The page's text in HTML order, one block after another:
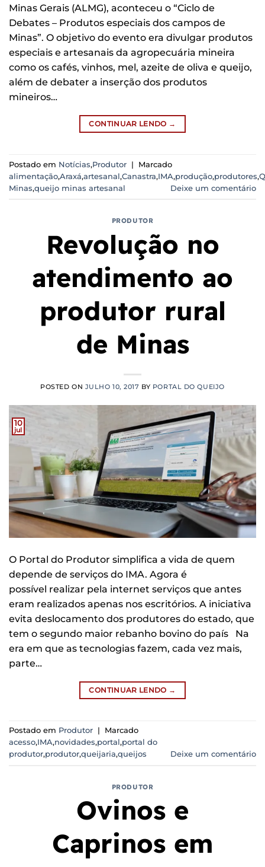
Minas Gerais (ALMG), aconteceu o “Ciclo de
Debates – Produtos especiais dos campos de
Minas”. O objetivo do evento era divulgar produtos
especiais e artesanais da agropecuária mineira
como os cafés, vinhos, mel, azeite de oliva e queijo,
além de debater a inserção dos produtos
mineiros…
CONTINUAR LENDO →
Postado em Notícias,Produtor |
Marcado
alimentação,Araxá,artesanal,Canastra,IMA,produção,produtores,
Minas,queijo minas artesanal Deixe um comentário
PRODUTOR
Revolução no
atendimento ao
produtor rural
de Minas
POSTED ON JULHO 10, 2017 BY PORTAL DO QUEIJO
10
jul
O Portal do Produtor simplifica a vida de quem
depende de serviços do IMA. Agora é
possível realizar pela internet serviços que antes
eram realizados apenas nos escritórios. A iniciativa
evita deslocamento dos produtores do estado, que
tem o segundo maior rebanho bovino do país Na
era em que as tecnologias fazem, cada vez mais,
parte…
CONTINUAR LENDO →
Postado em Produtor |
Marcado
acesso,IMA,novidades,portal,portal do
produtor,produtor,queijaria,queijos Deixe um comentário
PRODUTOR
Ovinos e
Caprinos em